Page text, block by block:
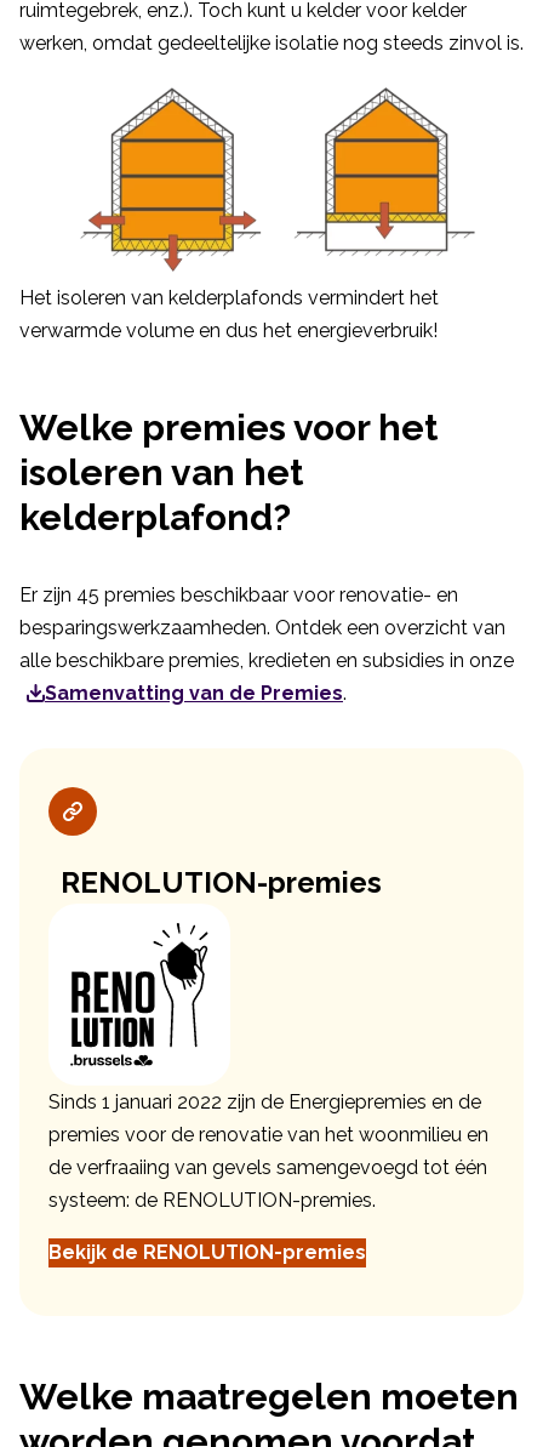
ruimtegebrek, enz.). Toch kunt u kelder voor kelder
werken, omdat gedeeltelijke isolatie nog steeds zinvol is.
Het isoleren van kelderplafonds vermindert het
verwarmde volume en dus het energieverbruik!
Welke premies voor het
isoleren van het
kelderplafond?
Er zijn 45 premies beschikbaar voor renovatie- en
besparingswerkzaamheden. Ontdek een overzicht van
alle beschikbare premies, kredieten en subsidies in onze
Samenvatting van de Premies.
RENOLUTION-premies
Sinds 1 januari 2022 zijn de Energiepremies en de
premies voor de renovatie van het woonmilieu en
de verfraaiing van gevels samengevoegd tot één
systeem: de RENOLUTION-premies.
Bekijk de RENOLUTION-premies
Welke maatregelen moeten